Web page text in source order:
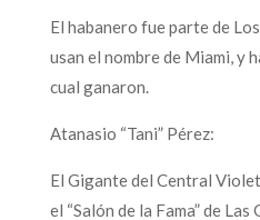
El habanero fue parte de
usan el nombre de Miami, y
cual ganaron.
Atanasio “Tani” Pérez:
El Gigante del Central
el “Salón de la Fama” de